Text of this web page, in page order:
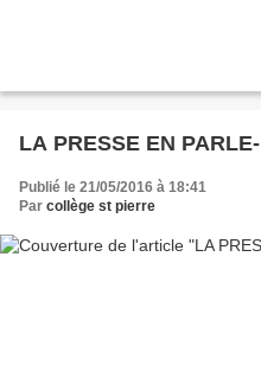
LA PRESSE EN
Publié le 21/05/2016 à 18:41
Par collège st pierre